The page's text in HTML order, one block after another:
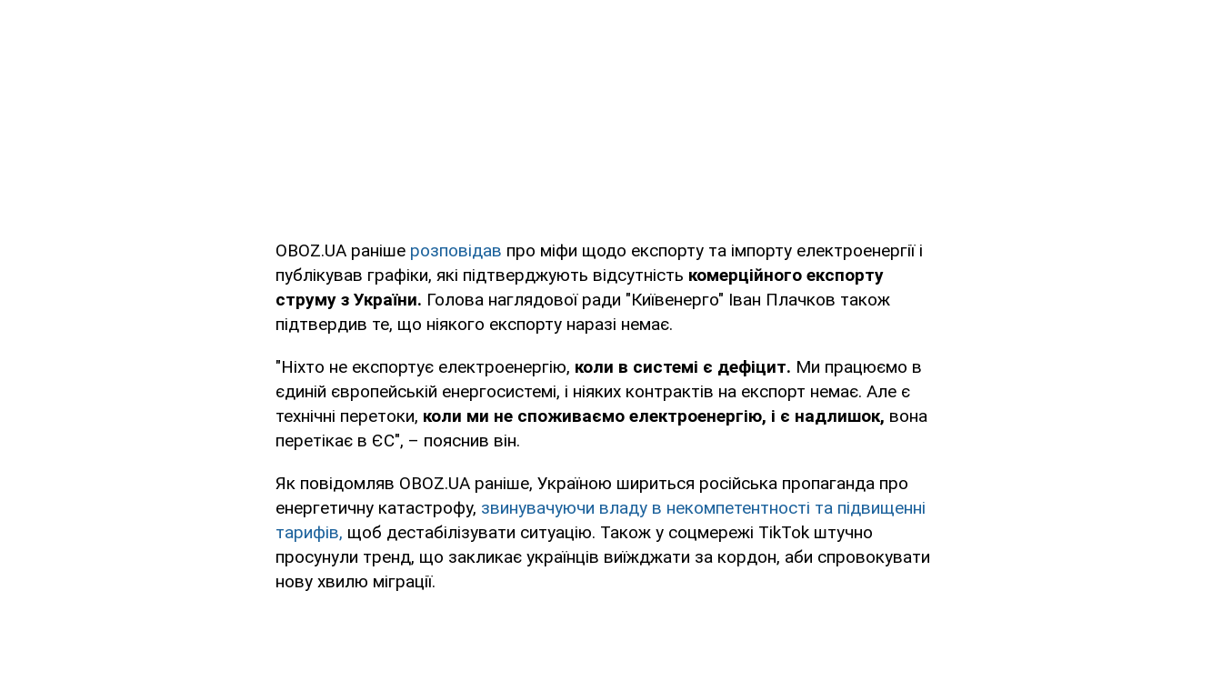
OBOZ.UA раніше розповідав про міфи щодо експорту та імпорту електроенергії і
публікував графіки, які підтверджують відсутність комерційного експорту
струму з України. Голова наглядової ради "Київенерго" Іван Плачков також
підтвердив те, що ніякого експорту наразі немає.
"Ніхто не експортує електроенергію, коли в системі є дефіцит. Ми працюємо в
єдиній європейській енергосистемі, і ніяких контрактів на експорт немає. Але є
технічні перетоки, коли ми не споживаємо електроенергію, і є надлишок, вона
перетікає в ЄС", – пояснив він.
Як повідомляв OBOZ.UA раніше, Україною шириться російська пропаганда про
енергетичну катастрофу, звинувачуючи владу в некомпетентності та підвищенні
тарифів, щоб дестабілізувати ситуацію. Також у соцмережі TikTok штучно
просунули тренд, що закликає українців виїжджати за кордон, аби спровокувати
нову хвилю міграції.